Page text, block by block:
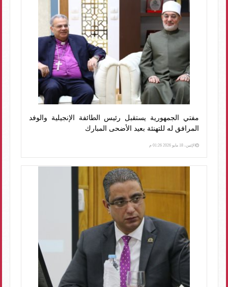
مفتي الجمهورية يستقبل رئيس الطائفة الإنجيلية والوفد
المرافق له للتهنئة بعيد الأضحى المبارك
الإثنين، 18 مايو 2026 01:26 م